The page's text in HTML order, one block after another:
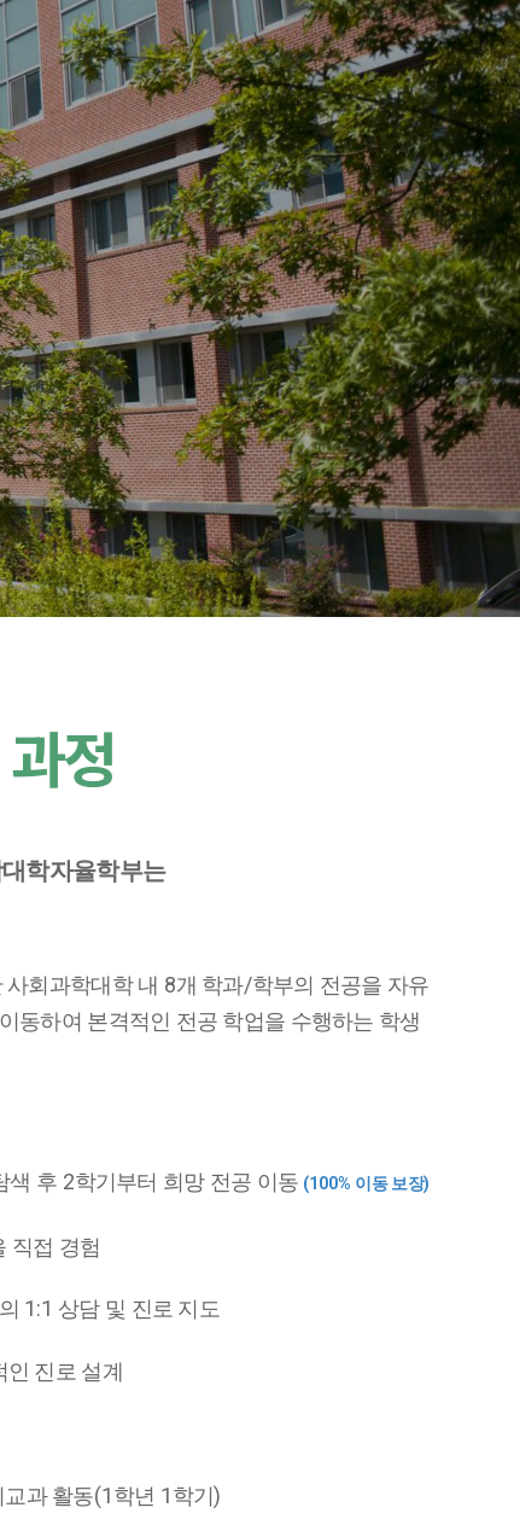
정
학자율학부는
사회과학대학 내 8개 학과/학부의 전공을 자유
동하여 본격적인 전공 학업을 수행하는 학생
색 후 2학기부터 희망 전공 이동 (100% 이동 보장)
직접 경험
1:1 상담 및 진로 지도
인 진로 설계
교과 활동(1 학년 1 학기)